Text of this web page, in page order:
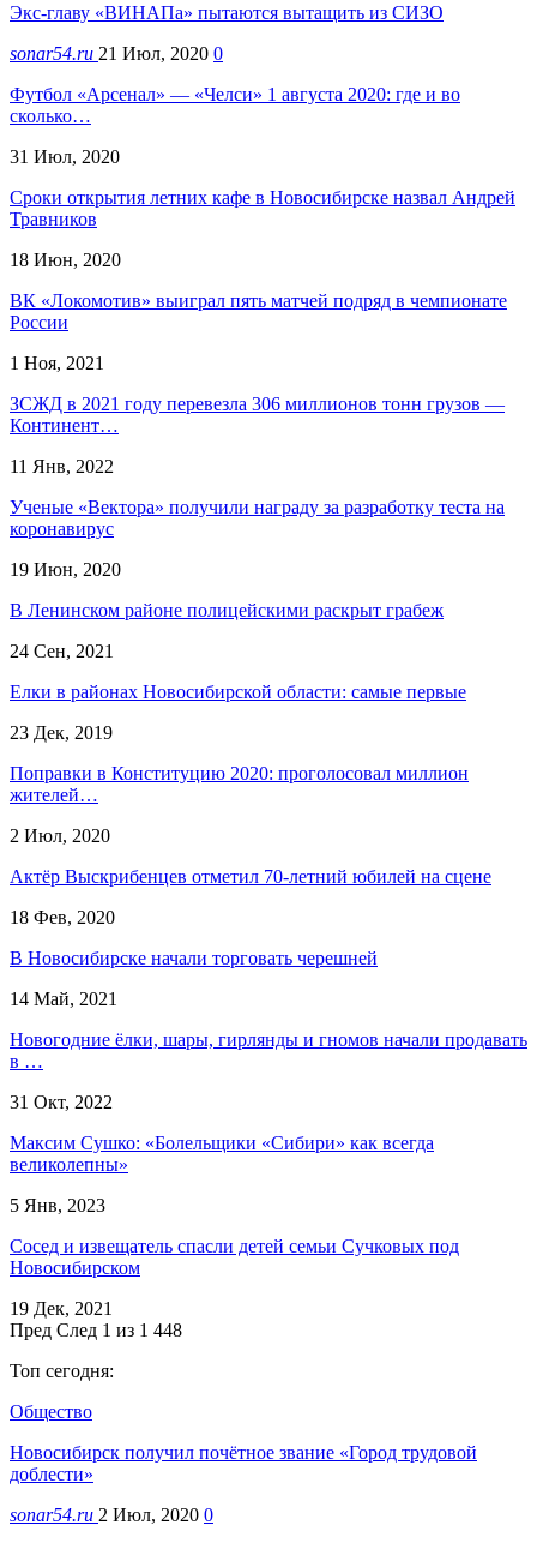
Экс-главу «ВИНАПа» пытаются вытащить из СИЗО
sonar54.ru 21 Июл, 2020 0
Футбол «Арсенал» — «Челси» 1 августа 2020: где и во
сколько…
31 Июл, 2020
Сроки открытия летних кафе в Новосибирске назвал Андрей
Травников
18 Июн, 2020
ВК «Локомотив» выиграл пять матчей подряд в чемпионате
России
1 Ноя, 2021
ЗСЖД в 2021 году перевезла 306 миллионов тонн грузов —
Континент…
11 Янв, 2022
Ученые «Вектора» получили награду за разработку теста на
коронавирус
19 Июн, 2020
В Ленинском районе полицейскими раскрыт грабеж
24 Сен, 2021
Елки в районах Новосибирской области: самые первые
23 Дек, 2019
Поправки в Конституцию 2020: проголосовал миллион
жителей…
2 Июл, 2020
Актёр Выскрибенцев отметил 70-летний юбилей на сцене
18 Фев, 2020
В Новосибирске начали торговать черешней
14 Май, 2021
Новогодние ёлки, шары, гирлянды и гномов начали продавать
в …
31 Окт, 2022
Максим Сушко: «Болельщики «Сибири» как всегда
великолепны»
5 Янв, 2023
Сосед и извещатель спасли детей семьи Сучковых под
Новосибирском
19 Дек, 2021
Пред След 1 из 1 448
Топ сегодня:
Общество
Новосибирск получил почётное звание «Город трудовой
доблести»
sonar54.ru 2 Июл, 2020 0